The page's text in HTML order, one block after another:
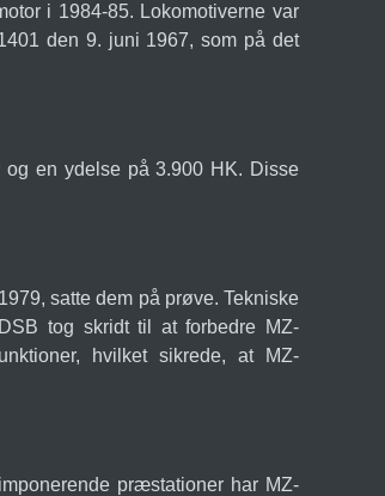
i 1984-85. Lokomotiverne var
den 9. juni 1967, som på det
og en ydelse på 3.900 HK. Disse
satte dem på prøve. Tekniske
tog skridt til at forbedre MZ-
hvilket sikrede, at MZ-
præstationer har MZ-